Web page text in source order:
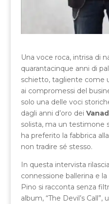
Una voce roca, intrisa di
quarantacinque anni di
schietto, tagliente come
ai compromessi del
solo una delle voci
dagli anni d’oro dei
solista, ma un testimone
ha preferito la fabbrica
non tradire sé stesso.
In questa intervista
connessione ballerina e
Pino si racconta senza
album, “The Devil’s